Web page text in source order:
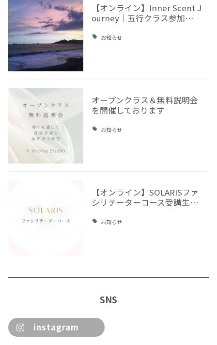
【オンライン】Inner Scent J
ourney｜五行クラス参加…
お知らせ
オープンクラス＆無料説明会
を開催しております
お知らせ
【オンライン】SOLARISファ
シリテーターコース受講生…
お知らせ
SNS
instagram